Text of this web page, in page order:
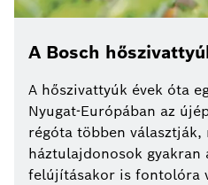
A Bosch
A hőszivattyúk évek óta
Nyugat-Európában az
régóta többen
háztulajdonosok gyakran
felújításakor is fontolóra